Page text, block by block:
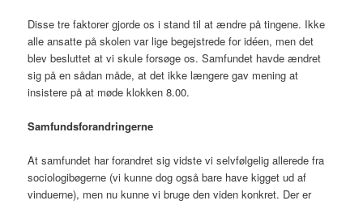
Disse tre faktorer gjorde os i stand til at ændre på tingene. Ikke
alle ansatte på skolen var lige begejstrede for idéen, men det
blev besluttet at vi skule forsøge os. Samfundet havde ændret
sig på en sådan måde, at det ikke længere gav mening at
insistere på at møde klokken 8.00.
Samfundsforandringerne
At samfundet har forandret sig vidste vi selvfølgelig allerede fra
sociologibøgerne (vi kunne dog også bare have kigget ud af
vinduerne), men nu kunne vi bruge den viden konkret. Der er